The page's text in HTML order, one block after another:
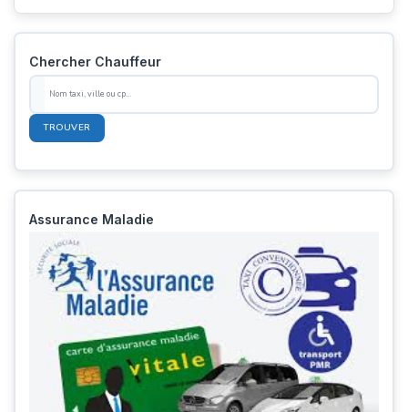
Chercher Chauffeur
TROUVER
Assurance Maladie